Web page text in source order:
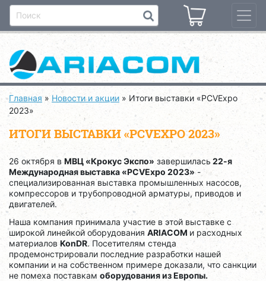
Главная » Новости и акции »Итоги выставки «PCVExpo
2023»
ИТОГИ ВЫСТАВКИ «PCVEXPO 2023»
26 октября в МВЦ «Крокус Экспо» завершилась 22-я
Международная выставка «PCVExpo 2023»-
специализированная выставка промышленных насосов,
компрессоров и трубопроводной арматуры, приводов и
двигателей.
Наша компания принимала участие в этой выставке с
широкой линейкой оборудования ARIACOM и расходных
материаловKonDR. Посетителям стенда
продемонстрировали последние разработки нашей
компании и на собственном примере доказали, что санкции
не помеха поставкам оборудования из Европы.